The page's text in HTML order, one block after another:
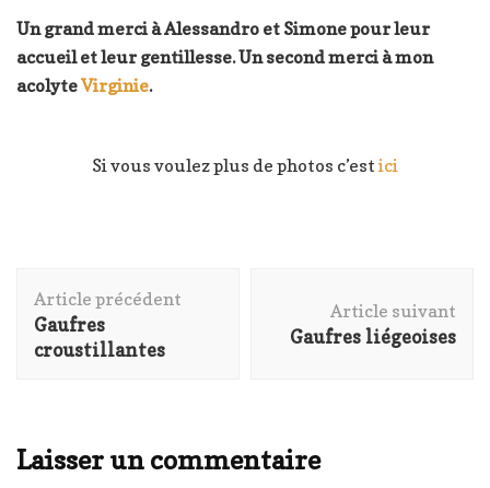
Un grand merci à Alessandro et Simone pour leur
accueil et leur gentillesse.Un second merci à mon
acolyteVirginie.
Si vous voulez plus de photos c’estici
d'article
Article précédent
Gaufres
croustillantes
Article suivant
Gaufres liégeoises
Laisser un commentaire